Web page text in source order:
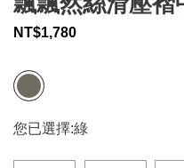
NT$1,780
您已選擇:綠